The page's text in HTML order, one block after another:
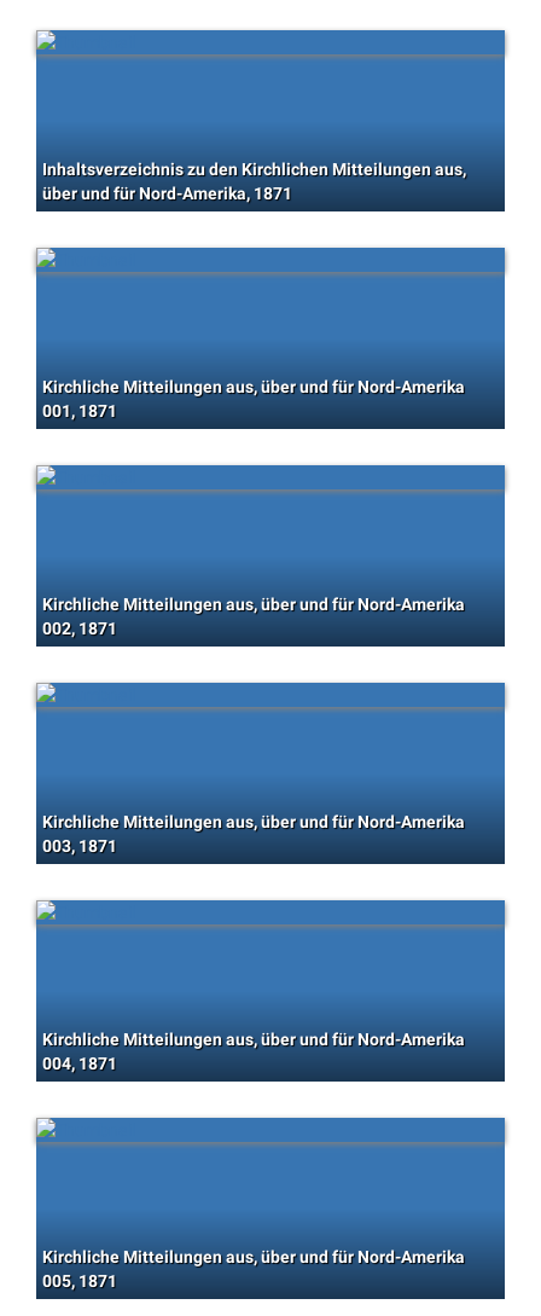
Inhaltsverzeichnis zu den Kirchlichen Mitteilungen aus,
über und für Nord-Amerika, 1871
Kirchliche Mitteilungen aus, über und für Nord-Amerika
001, 1871
Kirchliche Mitteilungen aus, über und für Nord-Amerika
002, 1871
Kirchliche Mitteilungen aus, über und für Nord-Amerika
003, 1871
Kirchliche Mitteilungen aus, über und für Nord-Amerika
004, 1871
Kirchliche Mitteilungen aus, über und für Nord-Amerika
005, 1871